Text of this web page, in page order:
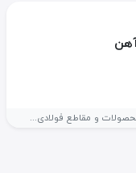
و مقاطع فولادی...